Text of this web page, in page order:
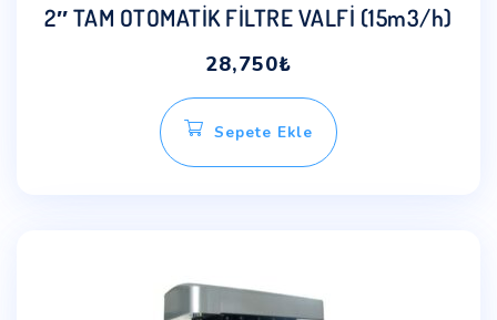
2″ TAM OTOMATİK FİLTRE VALFİ (15m3/h)
28,750₺
Sepete Ekle